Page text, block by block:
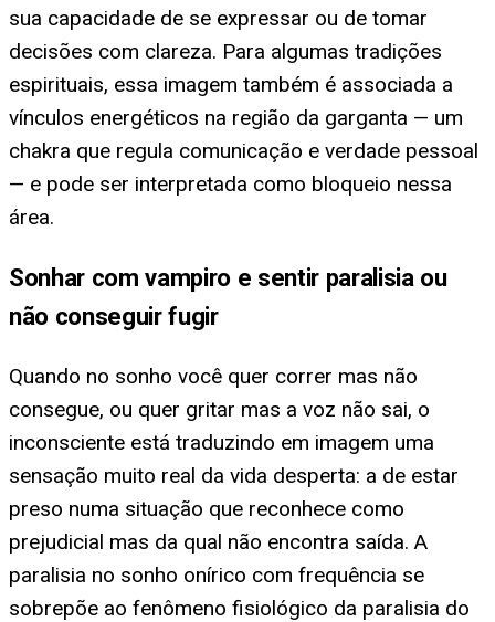
sua capacidade de se expressar ou de tomar
decisões com clareza. Para algumas tradições
espirituais, essa imagem também é associada a
vínculos energéticos na região da garganta — um
chakra que regula comunicação e verdade pessoal
— e pode ser interpretada como bloqueio nessa
área.
Sonhar com vampiro e sentir paralisia ou
não conseguir fugir
Quando no sonho você quer correr mas não
consegue, ou quer gritar mas a voz não sai, o
inconsciente está traduzindo em imagem uma
sensação muito real da vida desperta: a de estar
preso numa situação que reconhece como
prejudicial mas da qual não encontra saída. A
paralisia no sonho onírico com frequência se
sobrepõe ao fenômeno fisiológico da paralisia do